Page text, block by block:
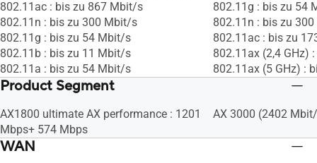
802.11ac : bis zu 867 Mbit/s
802.11n : bis zu 300 Mbit/s
802.11g : bis zu 54 Mbit/s
802.11b : bis zu 11 Mbit/s
802.11a : bis zu 54 Mbit/s
802.11g : bis zu 54
802.11n : bis zu
802.11ac : bis zu
802.11ax (2,4 GHz)
802.11ax (5 GHz) :
Product Segment
AX1800 ultimate AX performance : 1201
Mbps+ 574 Mbps
AX 3000 (2402
WAN